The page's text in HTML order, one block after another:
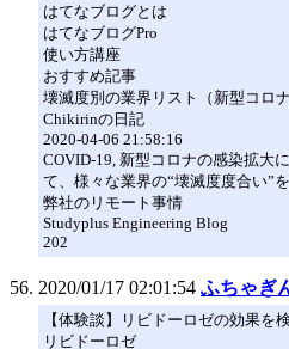
はてなブログとは
はてなブログPro
使い方講座
おすすめ記事
壊滅度別の業界リスト（新型コロナ
Chikirinの日記
2020-04-06 21:58:16
COVID-19, 新型コロナの感染拡大
て、様々な業界の“壊滅度度合い”
弊社のリモート事情
Studyplus Engineering Blog
202
2020/01/17 02:01:54 ふちゃぎ
【体験談】リビドーロゼの効果を
リビドーロゼ